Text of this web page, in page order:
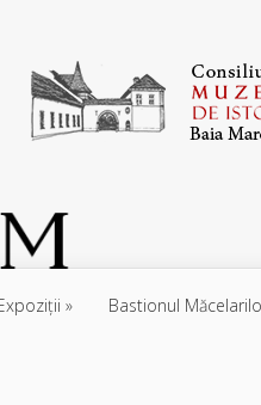
Bastionul